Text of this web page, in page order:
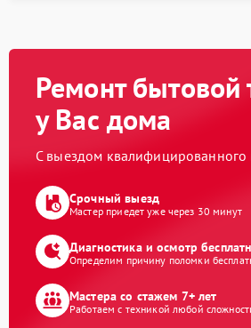
Ремонт бытовой
у Вас дома
С выездом квалифицированного
Срочный выезд
Мастер приедет уже через 30 минут
Диагностика и осмотр
Определим причину поломки
Мастера со стажем 7+ лет
Работаем с техникой любой